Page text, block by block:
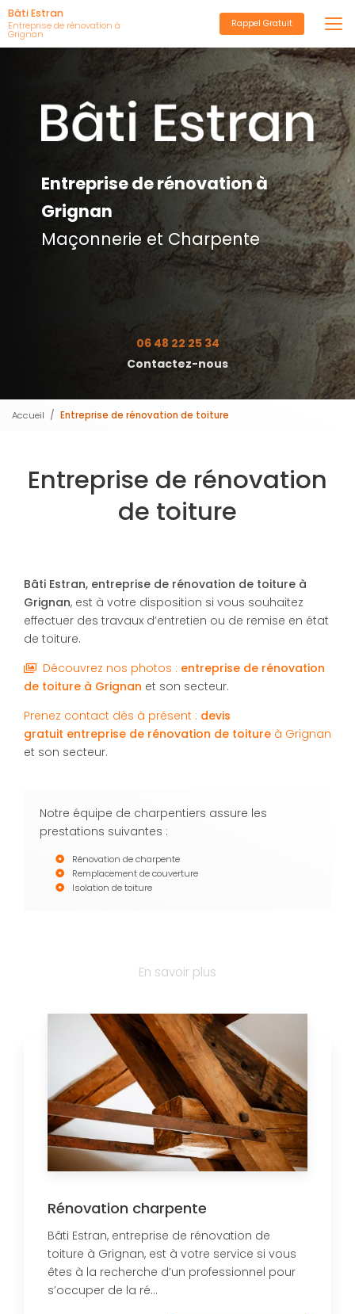
Aller
au
contenu
Bâti Estran
Entreprise de rénovation à
Grignan
Rappel Gratuit
Entreprise de rénovation à
Grignan
Maçonnerie et Charpente
06 48 22 25 34
Contactez-nous
Accueil Entreprise de rénovation de toiture
Entreprise de rénovation
de toiture
Bâti Estran, entreprise de rénovation de toiture à
Grignan, est à votre disposition si vous souhaitez
effectuer des travaux d’entretien ou de remise en état
de toiture.
Découvrez nos photos : entreprise de rénovation
de toiture à Grignan et son secteur.
Prenez contact dès à présent : devis
gratuit entreprise de rénovation de toiture à Grignan
et son secteur.
Notre équipe de charpentiers assure les
prestations suivantes :
Rénovation de charpente
Remplacement de couverture
Isolation de toiture
En savoir plus
Rénovation charpente
Bâti Estran, entreprise de rénovation de
toiture à Grignan, est à votre service si vous
êtes à la recherche d’un professionnel pour
s’occuper de la ré...